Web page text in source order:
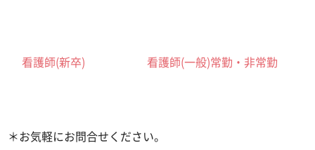
看護師(新卒) 看護師(一般)常勤・非常勤
＊お気軽にお問合せください。